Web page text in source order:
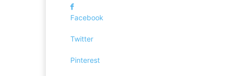
Facebook
Twitter
Pinterest